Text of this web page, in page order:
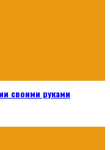
своими руками